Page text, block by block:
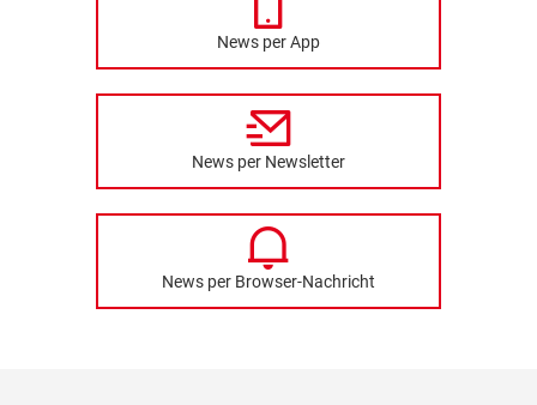
News per App
News per Newsletter
News per Browser-Nachricht